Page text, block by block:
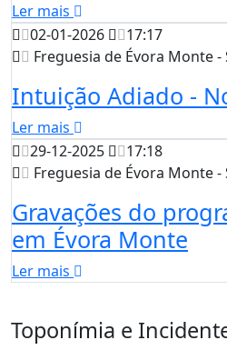
Ler mais
02-01-2026
17:17
Freguesia de Évora Monte -
Intuição Adiado -
Ler mais
29-12-2025
17:18
Freguesia de Évora Monte -
Gravações do
em Évora Monte
Ler mais
Toponímia e